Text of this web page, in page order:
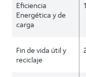
Eficiencia
Energética y de
carga
Fin de vida útil y
reciclaje